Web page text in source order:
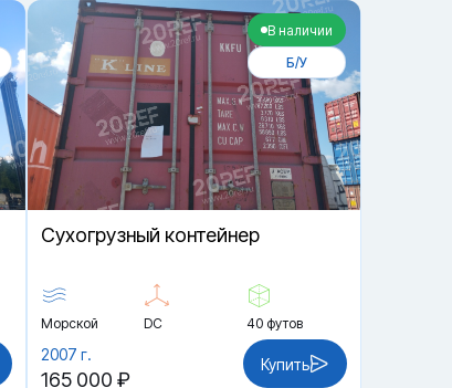
В наличии
Б/У
Cухогрузный контейнер
Морской DC 40 футов
2007 г.
165 000 ₽
Купить